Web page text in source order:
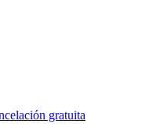
gratuita